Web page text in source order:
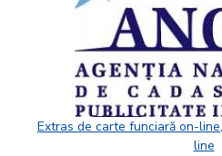
Extras de carte funciară on-
line